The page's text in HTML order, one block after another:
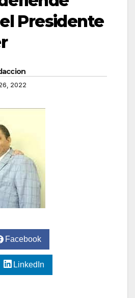
Presidente
2022
Facebook
LinkedIn